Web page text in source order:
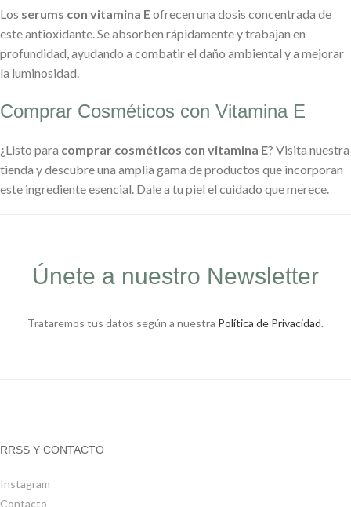
Los serums con vitamina Eofrecen una dosis concentrada de
este antioxidante. Se absorben rápidamente y trabajan en
profundidad, ayudando a combatir el daño ambiental y a mejorar
la luminosidad.
Comprar Cosméticos con Vitamina E
¿Listo para comprar cosméticos con vitamina E? Visita nuestra
tienda y descubre una amplia gama de productos que incorporan
este ingrediente esencial. Dale a tu piel el cuidado que merece.
Únete a nuestro Newsletter
Trataremos tus datos según a nuestra Política de Privacidad.
RRSS Y CONTACTO
Instagram
Contacto